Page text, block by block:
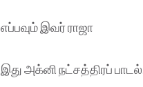
எப்பவும் இவர் ராஜா
இது அக்னி நட்சத்திரப்